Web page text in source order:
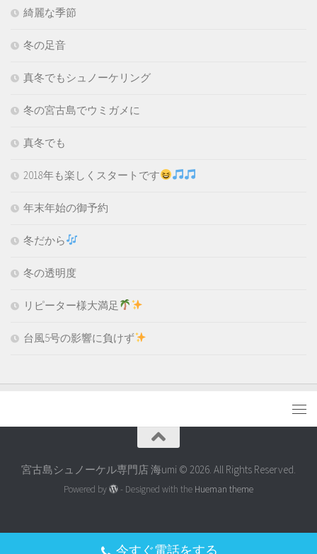
綺麗な季節
冬の足音
真冬でもシュノーケリング
冬の宮古島でウミガメに
真冬でも
2018年も楽しくスタートです
年末年始の御予約
冬だから
冬の透明度
リピーター様大満足
台風5号の影響に負けず
宮古島シュノーケル専門店 海umi © 2026. All Rights Reserved.
Powered by - Designed with the Hueman theme
今すぐ電話をする